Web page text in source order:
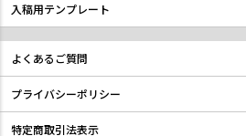
入稿用テンプレート
よくあるご質問
プライバシーポリシー
特定商取引法表示